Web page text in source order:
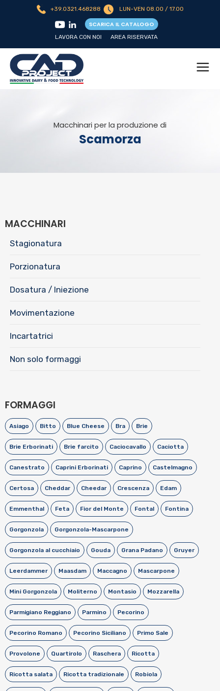
+39.0321.468288 LUN-VEN 08.00 / 17.00
SCARICA IL CATALOGO
LAVORA CON NOI AREA RISERVATA
Macchinari per la produzione di
Scamorza
MACCHINARI
Stagionatura
Porzionatura
Dosatura / Iniezione
Movimentazione
Incartatrici
Non solo formaggi
FORMAGGI
Asiago Bitto Blue Cheese Bra Brie
Brie Erborinati Brie farcito Caciocavallo Caciotta
Canestrato Caprini Erborinati Caprino Castelmagno
Certosa Cheddar Cheedar Crescenza Edam
Emmenthal Feta Fior del Monte Fontal Fontina
Gorgonzola Gorgonzola-Mascarpone
Gorgonzola al cucchiaio Gouda Grana Padano Gruyer
Leerdammer Maasdam Maccagno Mascarpone
Mini Gorgonzola Moliterno Montasio Mozzarella
Parmigiano Reggiano Parmino Pecorino
Pecorino Romano Pecorino Siciliano Primo Sale
Provolone Quartirolo Raschera Ricotta
Ricotta salata Ricotta tradizionale Robiola